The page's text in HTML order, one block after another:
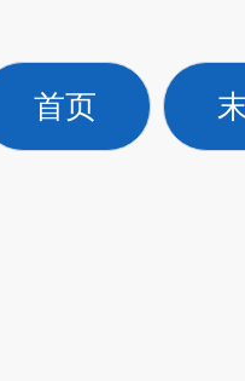
首页